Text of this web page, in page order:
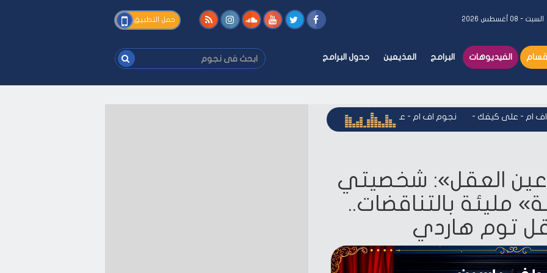
السبت - ٠٨ أغسطس ٢٠٢٦ حمل التطبيق
الفيديوهات البرامج المذيعين جدول البرامج
ابحث
فى
فى
- ام - على كيفك -نجوم اف ام - على كيفك نجوم اف ام - على كيفك
العقل»: شخصيتي
مليئة بالتناقضات..
توم هاردي